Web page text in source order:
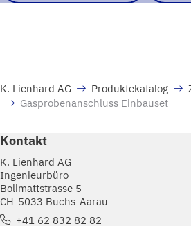
K. Lienhard AG Produktekatalog
Gasprobenanschluss Einbauset
Kontakt
K. Lienhard AG
Ingenieurbüro
Bolimattstrasse 5
CH-5033 Buchs-Aarau
+41 62 832 82 82